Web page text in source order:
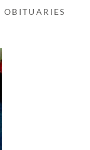
OBITUARIES